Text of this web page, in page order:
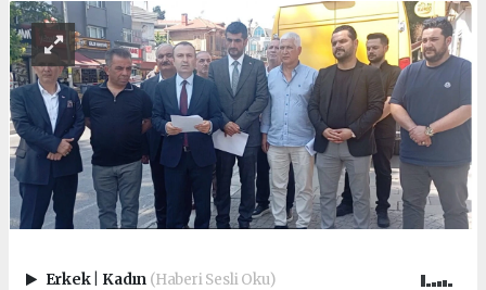
Erkek Kadın (Haberi Sesli Oku)